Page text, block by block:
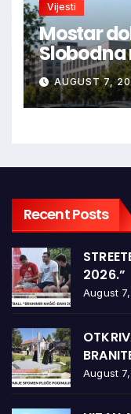
Vijesti
Mostar
Slobodna
aplikaciji
AUGUST 7,
Recent Posts
2026.”
August
August